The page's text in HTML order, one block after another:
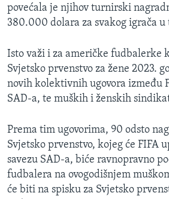
povećala je njihov turnirski
380.000 dolara za svakog igrača u
Isto važi i za američke fudbalerke
Svjetsko prvenstvo za žene 2023.
novih kolektivnih ugovora između
SAD-a, te muških i ženskih
Prema tim ugovorima, 90 odsto
Svjetsko prvenstvo, kojeg će FIFA
savezu SAD-a, biće ravnopravno
fudbalera na ovogodišnjem
će biti na spisku za Svjetsko